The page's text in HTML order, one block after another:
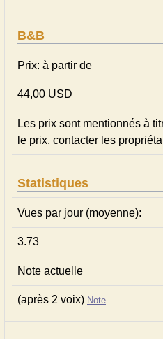
B&B
Prix: à partir de
44,00 USD
Les prix sont mentionnés à
le prix, contacter les
Statistiques
Vues par jour (moyenne):
3.73
Note actuelle
(après 2 voix) Note